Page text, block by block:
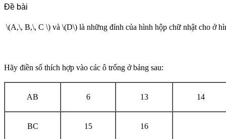
Đề bài
\(A,\, B,\, C \) và \(D\) là những đỉnh của hình hộp chữ nhật cho ở
Hãy điền số thích hợp vào các ô trống ở bảng sau:
AB 6 13 14
BC 15 16